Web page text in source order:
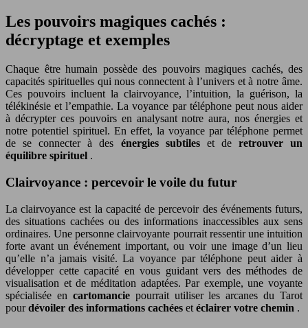
Les pouvoirs magiques cachés :
décryptage et exemples
Chaque être humain possède des pouvoirs magiques cachés, des
capacités spirituelles qui nous connectent à l’univers et à notre âme.
Ces pouvoirs incluent la clairvoyance, l’intuition, la guérison, la
télékinésie et l’empathie. La voyance par téléphone peut nous aider
à décrypter ces pouvoirs en analysant notre aura, nos énergies et
notre potentiel spirituel. En effet, la voyance par téléphone permet
de se connecter à des énergies subtiles et de retrouver un
équilibre spirituel .
Clairvoyance : percevoir le voile du futur
La clairvoyance est la capacité de percevoir des événements futurs,
des situations cachées ou des informations inaccessibles aux sens
ordinaires. Une personne clairvoyante pourrait ressentir une intuition
forte avant un événement important, ou voir une image d’un lieu
qu’elle n’a jamais visité. La voyance par téléphone peut aider à
développer cette capacité en vous guidant vers des méthodes de
visualisation et de méditation adaptées. Par exemple, une voyante
spécialisée en cartomancie pourrait utiliser les arcanes du Tarot
pourdévoiler des informations cachées et éclairer votre chemin .